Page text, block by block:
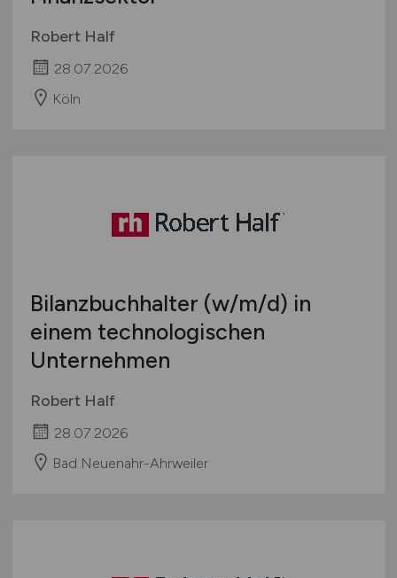
Robert Half
28.07.2026
Köln
Bilanzbuchhalter (w/m/d) in
einem technologischen
Unternehmen
Robert Half
28.07.2026
Bad Neuenahr-Ahrweiler